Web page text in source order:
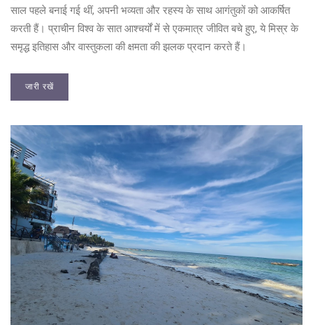
साल पहले बनाई गई थीं, अपनी भव्यता और रहस्य के साथ आगंतुकों को आकर्षित
करती हैं। प्राचीन विश्व के सात आश्चर्यों में से एकमात्र जीवित बचे हुए, ये मिस्र के
समृद्ध इतिहास और वास्तुकला की क्षमता की झलक प्रदान करते हैं।
जारी रखें